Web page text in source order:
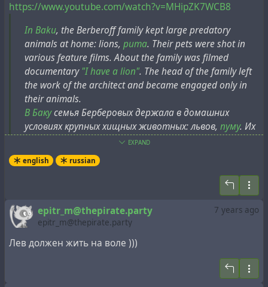
https://www.youtube.com/watch?v=MHipZK7WCB8
In Baku, the Berberoff family kept large predatory
animals at home: lions,puma. Their pets were shot in
various feature films. About the family was filmed
documentary"I have a lion". The head of the family left
the work of the architect and became engaged only in
their animals.
В Бакусемья Берберовых держала в домашних
условиях крупных хищных животных: львов,пуму. Их
питомцы снимались в различных художественных
фильмах. О семье была снята киноповесть
есть лев». Глава семьи оставил работу
архитектора и стал заниматься только своими
EXPAND
english russian
7 years ago
epitr_m@thepirate.party
epitr_m@thepirate.party
Лев должен жить на воле )))